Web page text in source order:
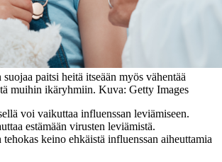
paitsi heitä itseään myös vähentää
muihin ikäryhmiin. Kuva: Getty Images
voi vaikuttaa influenssan leviämiseen.
estämään virusten leviämistä.
keino ehkäistä influenssan aiheuttamia